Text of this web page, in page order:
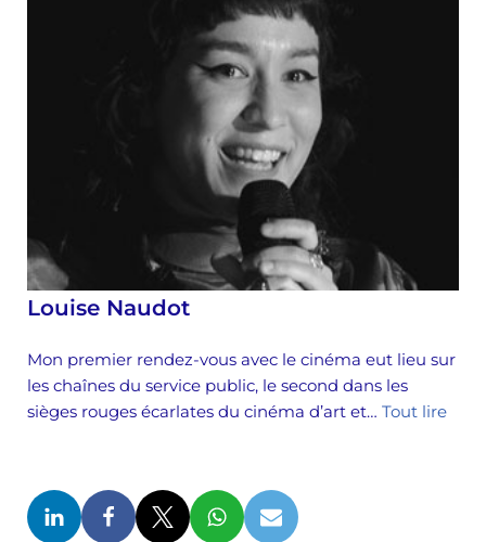
Louise Naudot
Mon premier rendez-vous avec le cinéma eut lieu sur
les chaînes du service public, le second dans les
sièges rouges écarlates du cinéma d’art et… Tout lire